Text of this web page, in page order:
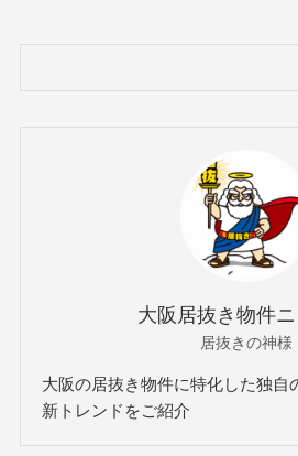
大阪居抜き物件
居抜きの神様
大阪の居抜き物件に特化した独自
新トレンドをご紹介